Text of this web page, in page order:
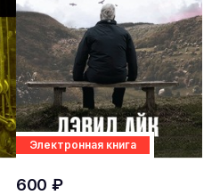
Электронная книга
600 ₽